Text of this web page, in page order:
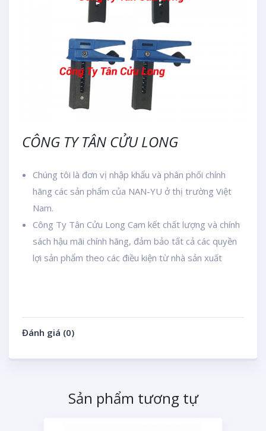
CÔNG TY TÂN CỬU LONG
Chúng tôi là đơn vị nhập khẩu và phân phối chính
hãng các sản phẩm của NAN-YU ở thị trường Việt
Nam.
Công Ty Tân Cửu Long Cam kết chất lượng và chính
sách hậu mãi chính hãng, đảm bảo tất cả các quyền
lợi sản phẩm theo các điều kiện từ nhà sản xuất
Đánh giá (0)
Sản phẩm tương tự